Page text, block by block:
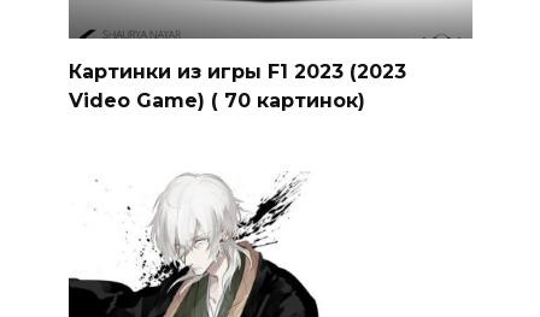
Картинки из игры F1 2023 (2023
Video Game) ( 70 картинок)